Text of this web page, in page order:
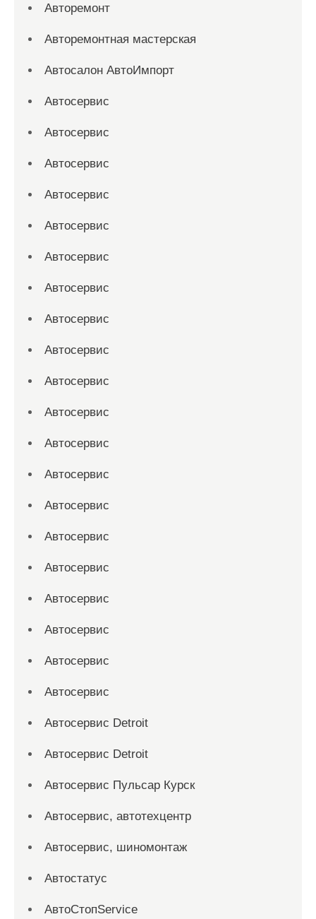
Авторемонт
Авторемонтная мастерская
Автосалон АвтоИмпорт
Автосервис
Автосервис
Автосервис
Автосервис
Автосервис
Автосервис
Автосервис
Автосервис
Автосервис
Автосервис
Автосервис
Автосервис
Автосервис
Автосервис
Автосервис
Автосервис
Автосервис
Автосервис
Автосервис
Автосервис
Автосервис Detroit
Автосервис Detroit
Автосервис Пульсар Курск
Автосервис, автотехцентр
Автосервис, шиномонтаж
Автостатус
АвтоСтопService